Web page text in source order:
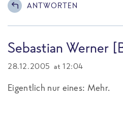
ANTWORTEN
Sebastian Werner
28.12.2005 at 12:04
Eigentlich nur eines: Mehr.